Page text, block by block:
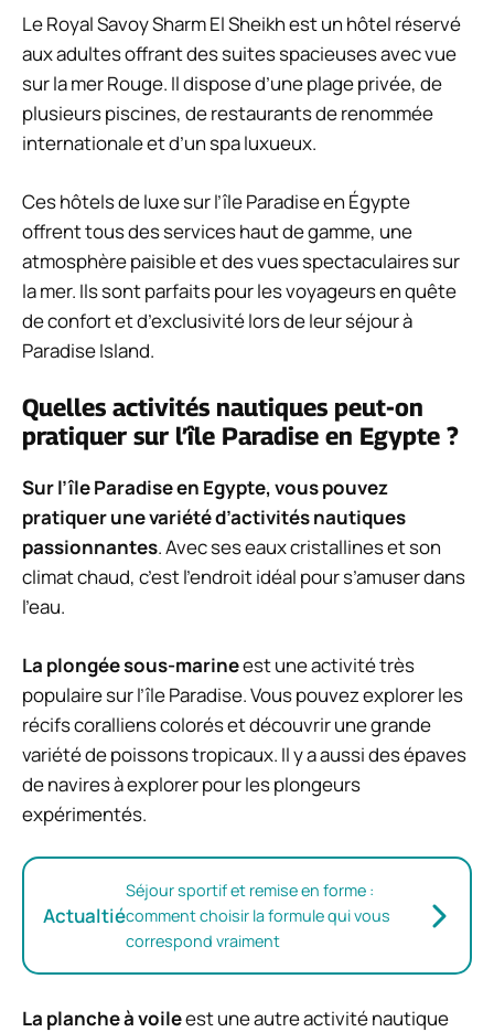
Le Royal Savoy Sharm El Sheikh est un hôtel réservé
aux adultes offrant des suites spacieuses avec vue
sur la mer Rouge. Il dispose d’une plage privée, de
plusieurs piscines, de restaurants de renommée
internationale et d’un spa luxueux.
Ces hôtels de luxe sur l’île Paradise en Égypte
offrent tous des services haut de gamme, une
atmosphère paisible et des vues spectaculaires sur
la mer. Ils sont parfaits pour les voyageurs en quête
de confort et d’exclusivité lors de leur séjour à
Paradise Island.
Quelles activités nautiques peut-on
pratiquer sur l’île Paradise en Egypte ?
Sur l’île Paradise en Egypte, vous pouvez
pratiquer une variété d’activités nautiques
passionnantes. Avec ses eaux cristallines et son
climat chaud, c’est l’endroit idéal pour s’amuser dans
l’eau.
La plongée sous-marineest une activité très
populaire sur l’île Paradise. Vous pouvez explorer les
récifs coralliens colorés et découvrir une grande
variété de poissons tropicaux. Il y a aussi des épaves
de navires à explorer pour les plongeurs
expérimentés.
Actualtié
Séjour sportif et remise en forme :
comment choisir la formule qui vous
correspond vraiment
La planche à voileest une autre activité nautique